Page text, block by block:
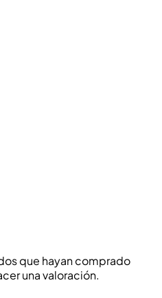
que hayan comprado
una valoración.